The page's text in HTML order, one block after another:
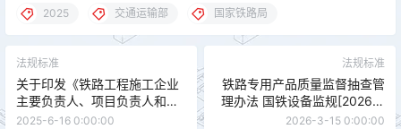
2025 交通运输部 国家铁路局
法规标准
关于印发《铁路工程施工企业
主要负责人、项目负责人和专
职安全生产管理人员安全考核
2025-6-16 0:00:00
法规标准
铁路专用产品质量监督抽查管
理办法 国铁设备监规[2026]3
号
2026-3-15 0:00:00